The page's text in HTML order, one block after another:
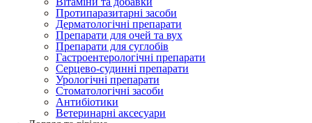
Протипаразитарні засоби
Дерматологічні препарати
Препарати для очей та вух
Препарати для суглобів
Гастроентерологічні препарати
Серцево-судинні препарати
Урологічні препарати
Стоматологічні засоби
Антибіотики
Ветеринарні аксесуари